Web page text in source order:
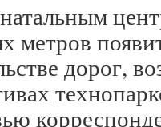
метров
дорог,